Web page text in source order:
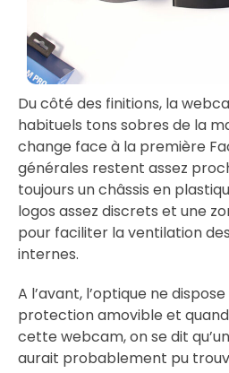
Du côté des finitions, la
habituels tons sobres de la
change face à la première
générales restent assez
toujours un châssis en
logos assez discrets et une
pour faciliter la ventilation
internes.
A l’avant, l’optique ne
protection amovible et
cette webcam, on se dit
aurait probablement pu